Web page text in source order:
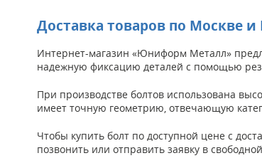
Доставка товаров по Москве и
Интернет-магазин «Юниформ Металл»
надежную фиксацию деталей с помощью
При производстве болтов использована
имеет точную геометрию, отвечающую
Чтобы купить болт по доступной цене с
позвонить или отправить заявку в